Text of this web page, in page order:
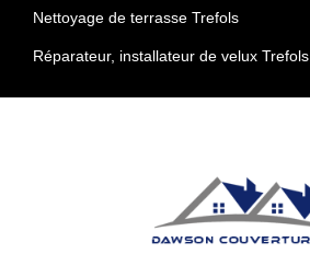
Nettoyage de terrasse Trefols
Réparateur, installateur de velux Trefols